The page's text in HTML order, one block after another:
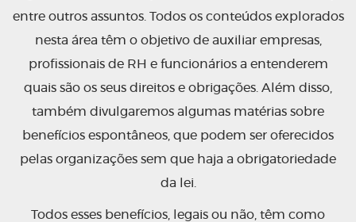
entre outros assuntos. Todos os conteúdos explorados
nesta área têm o objetivo de auxiliar empresas,
profissionais de RH e funcionários a entenderem
quais são os seus direitos e obrigações. Além disso,
também divulgaremos algumas matérias sobre
benefícios espontâneos, que podem ser oferecidos
pelas organizações sem que haja a obrigatoriedade
da lei.
Todos esses benefícios, legais ou não, têm como